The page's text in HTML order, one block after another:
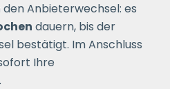
Anbieterwechsel: es
dauern, bis der
bestätigt. Im Anschluss
Ihre